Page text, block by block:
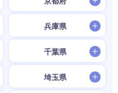
兵庫県
千葉県
埼玉県